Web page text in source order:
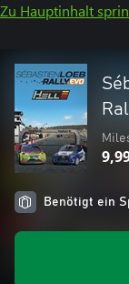
Zu Hauptinhalt
Benötigt ein